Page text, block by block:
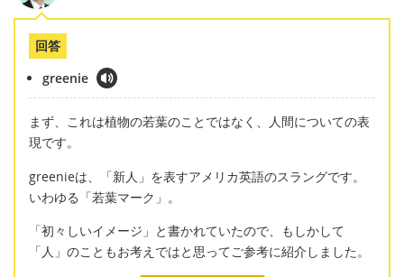
回答
greenie
まず、これは植物の若葉のことではなく、人間についての表
現です。
greenieは、「新人」を表すアメリカ英語のスラングです。
いわゆる「若葉マーク」。
「初々しいイメージ」と書かれていたので、もしかして
「人」のこともお考えではと思ってご参考に紹介しました。